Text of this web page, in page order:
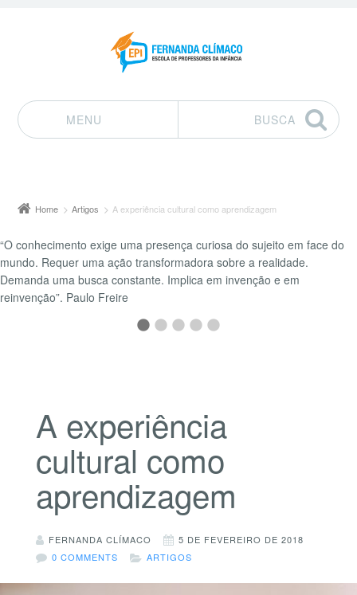
MENU
BUSCA
Home Artigos A experiência cultural como aprendizagem
“O conhecimento exige uma presença curiosa do sujeito em face do
mundo. Requer uma ação transformadora sobre a realidade.
Demanda uma busca constante. Implica em invenção e em
reinvenção”. Paulo Freire
“Educação é a arma mais poderosa que você pode usar para mudar o
mundo.” Nelson Mandela
A experiência
cultural como
aprendizagem
FERNANDA CLÍMACO
5 DE FEVEREIRO DE 2018
0 COMMENTS
ARTIGOS